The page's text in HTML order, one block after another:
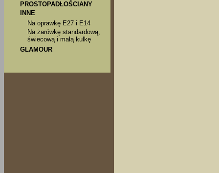
PROSTOPADŁOŚCIANY
INNE
Na oprawkę E27 i E14
Na żarówkę standardową,
świecową i małą kulkę
GLAMOUR